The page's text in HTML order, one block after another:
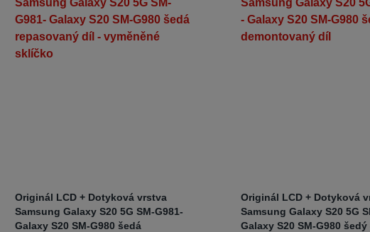
Originál LCD + Dotyková vrstva
Samsung Galaxy S20 5G SM-G981-
Galaxy S20 SM-G980 šedá
Originál LCD + Dotyková
Samsung Galaxy S20 5G
Galaxy S20 SM-G980 šedý